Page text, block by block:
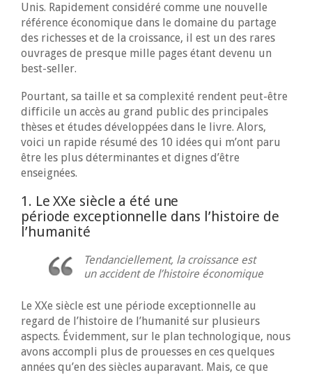
Unis. Rapidement considéré comme une nouvelle
référence économique dans le domaine du partage
des richesses et de la croissance, il est un des rares
ouvrages de presque mille pages étant devenu un
best-seller.
Pourtant, sa taille et sa complexité rendent peut-être
difficile un accès au grand public des principales
thèses et études développées dans le livre. Alors,
voici un rapide résumé des 10 idées qui m’ont paru
être les plus déterminantes et dignes d’être
enseignées.
1. Le XXe siècle a été une
période exceptionnelle dans l’histoire de
l’humanité
Tendanciellement, la croissance est
un accident de l’histoire économique
Le XXe siècle est une période exceptionnelle au
regard de l’histoire de l’humanité sur plusieurs
aspects. Évidemment, sur le plan technologique, nous
avons accompli plus de prouesses en ces quelques
années qu’en des siècles auparavant. Mais, ce que